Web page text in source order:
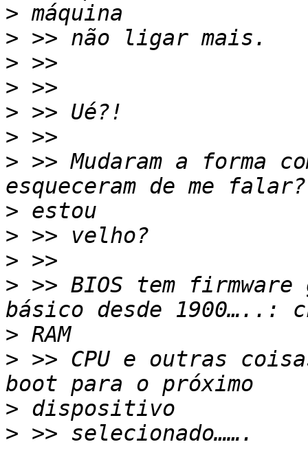
>
>
>
>
>
>
> >> Mudaram a forma
>
>
>
> >> BIOS tem
>
> >> CPU e outras
>
>